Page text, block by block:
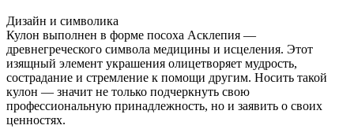
Дизайн и символика
Кулон выполнен в форме посоха Асклепия —
древнегреческого символа медицины и исцеления. Этот
изящный элемент украшения олицетворяет мудрость,
сострадание и стремление к помощи другим. Носить такой
кулон — значит не только подчеркнуть свою
профессиональную принадлежность, но и заявить о своих
ценностях.